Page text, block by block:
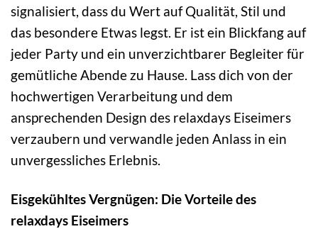
signalisiert, dass du Wert auf Qualität, Stil und
das besondere Etwas legst. Er ist ein Blickfang auf
jeder Party und ein unverzichtbarer Begleiter für
gemütliche Abende zu Hause. Lass dich von der
hochwertigen Verarbeitung und dem
ansprechenden Design des relaxdays Eiseimers
verzaubern und verwandle jeden Anlass in ein
unvergessliches Erlebnis.
Eisgekühltes Vergnügen: Die Vorteile des
relaxdays Eiseimers